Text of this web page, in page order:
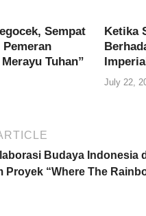
Sempat
Pemeran
Tuhan”
Ketika
July 22,
Budaya Indonesia
Proyek “Where The